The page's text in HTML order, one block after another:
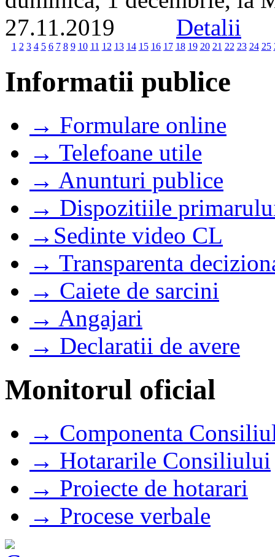
27.11.2019 Detalii
1 2 3 4 5 6 7 8 9 10 11 12 13 14 15 16 17 18 19 20 21 22 23 24 25
Informatii publice
→ Formulare online
→ Telefoane utile
→ Anunturi publice
→ Dispozitiile
→Sedinte video CL
→ Transparenta
→ Caiete de sarcini
→ Angajari
→ Declaratii de avere
Monitorul oficial
→ Componenta
→ Hotararile Consiliului
→ Proiecte de hotarari
→ Procese verbale